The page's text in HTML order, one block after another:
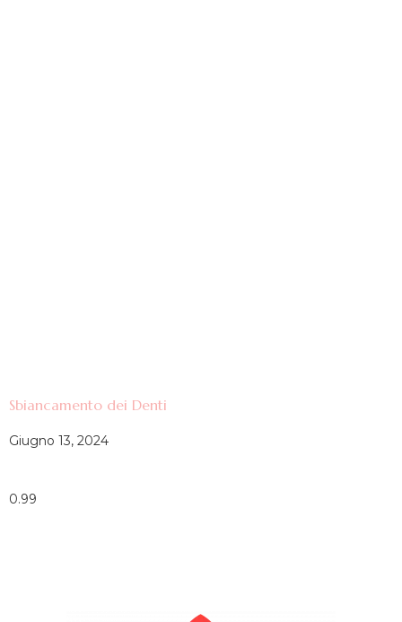
Sbiancamento dei Denti
Giugno 13, 2024